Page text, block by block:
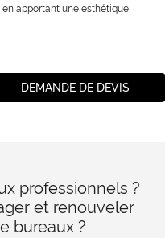
apportant une esthétique
DEMANDE DE DEVIS
professionnels ?
et renouveler
bureaux ?